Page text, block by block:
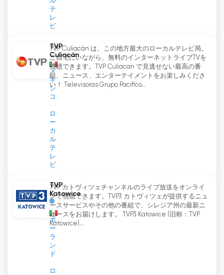
テ
レ
ビ
TVP
Culiacán
メ
キ
シ
コ
ロ
ー
カ
ル
テ
レ
ビ
TVP Culiacán は、この地方最大のローカルテレビ局。
ご自宅にいながら、無料のインターネットライブTVを
視聴できます。TVP Culiacan で見逃せない最高の番
組、ニュース、エンターテイメントをお楽しみくださ
い！ Televisoras Grupo Pacifico...
TVP
Katowice
ポ
ー
ラ
ン
ド
ロ
TVP カトヴィツェチャンネルのライブ放送をオンライ
ンで視聴できます。TVP3 カトヴィツェが提供するニュ
ースサービスやその他の番組で、シレジア州の最新ニ
ュースをお届けします。 TVP3 Katowice (旧称：TVP
Katowice)...